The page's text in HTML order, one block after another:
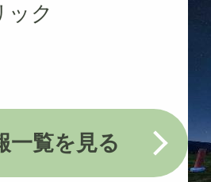
ック
一覧を見る